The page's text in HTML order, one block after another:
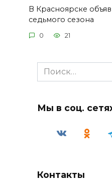
В Красноярске
седьмого сезона
0 21
Search
for:
Мы в соц.
Контакты